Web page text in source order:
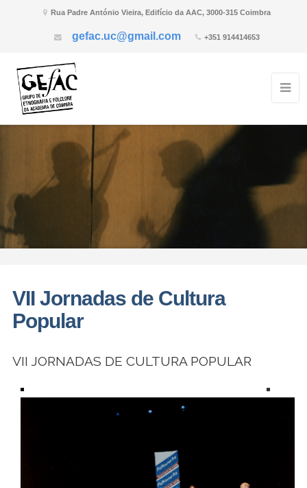
Rua Padre António Vieira, Edifício da AAC, 3000-315 Coimbra
gefac.uc@gmail.com +351 914414653
VII Jornadas de Cultura
Popular
VII JORNADAS DE CULTURA POPULAR